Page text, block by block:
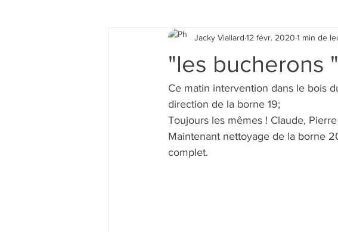
"les bucherons
Jacky Viallard 12 févr. 2020 1 min de
Ce matin intervention dans le bois
direction de la borne 19;
Toujours les mêmes ! Claude,
Maintenant nettoyage de la borne
complet.